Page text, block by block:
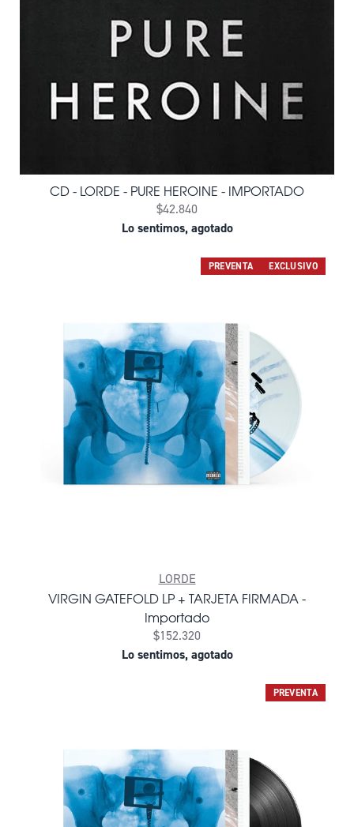
CD - LORDE - PURE HEROINE - IMPORTADO
$42.840
Lo sentimos, agotado
PREVENTA EXCLUSIVO
LORDE
VIRGIN GATEFOLD LP + TARJETA FIRMADA -
Importado
$152.320
Lo sentimos, agotado
PREVENTA